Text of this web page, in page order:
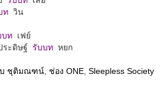
ท วิน
บท เฟย์
ะดิษฐ์ รับบท หยก
บ ชุติมณฑน์ ช่อง ONE Sleepless Society